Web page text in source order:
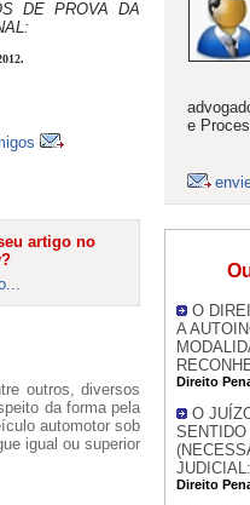
e
O
A
Direito
O
SENTIDO
JUDICIAL:
Direito
DE PROVA DA
artigo no
outros, diversos
da forma pela
automotor sob
igual ou superior